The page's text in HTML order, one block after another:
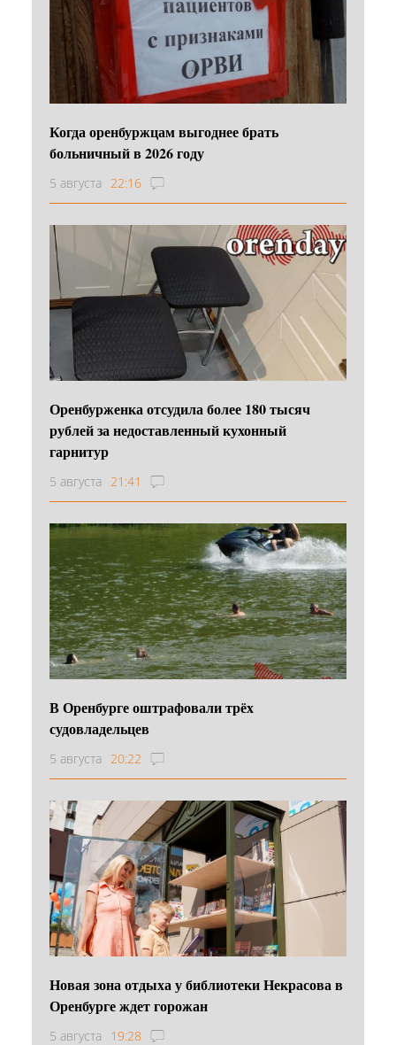
Когда оренбуржцам выгоднее брать
больничный в 2026 году
5 августа 22:16
Оренбурженка отсудила более 180 тысяч
рублей за недоставленный кухонный
гарнитур
5 августа 21:41
В Оренбурге оштрафовали трёх
судовладельцев
5 августа 20:22
Новая зона отдыха у библиотеки Некрасова в
Оренбурге ждет горожан
5 августа 19:28